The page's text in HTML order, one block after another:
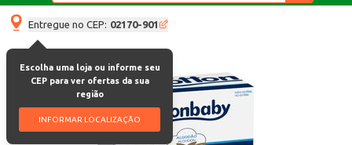
Entregue no CEP: 02170-901
Escolha uma loja ou informe seu
CEP para ver ofertas da sua
região
INFORMAR LOCALIZAÇÃO